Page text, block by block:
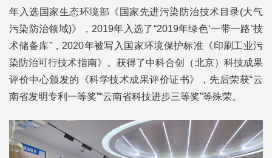
年入选国家生态环境部《国家先进污染防治技术目录(大气
污染防治领域)》，2019年入选了“2019年绿色‘一带一路’技
术储备库”，2020年被写入国家环境保护标准《印刷工业污
染防治可行技术指南》。获得了中科合创（北京）科技成果
评价中心颁发的《科学技术成果评价证书》，先后荣获“云
南省发明专利一等奖”“云南省科技进步三等奖”等殊荣。